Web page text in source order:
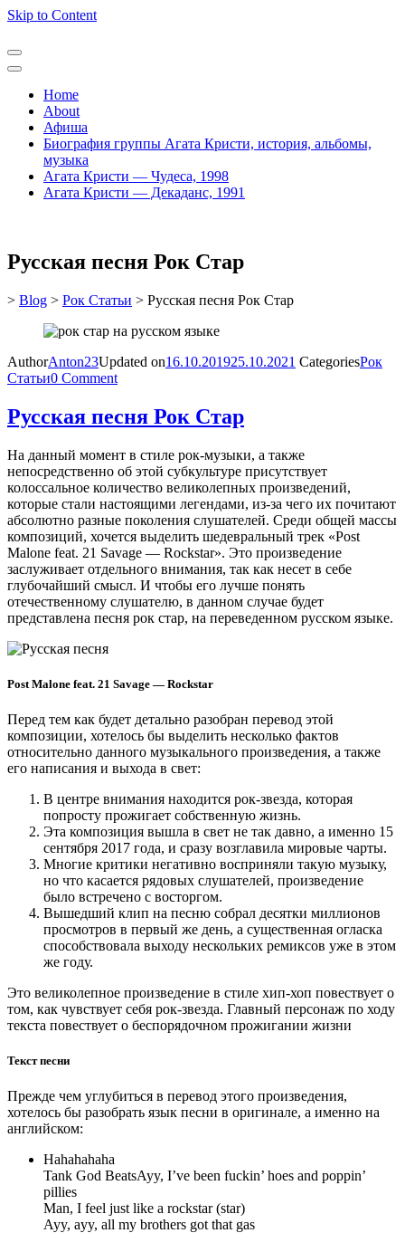
Skip to Content
Home
About
Афиша
Биография группы Агата Кристи, история, альбомы,
музыка
Агата Кристи — Чудеса, 1998
Агата Кристи — Декаданс, 1991
Русская песня Рок Стар
> Blog > Рок Статьи > Русская песня Рок Стар
AuthorAnton23Updated on16.10.201925.10.2021 CategoriesРок
Статьи0 Comment
Русская песня Рок Стар
На данный момент в стиле рок-музыки, а также
непосредственно об этой субкультуре присутствует
колоссальное количество великолепных произведений,
которые стали настоящими легендами, из-за чего их почитают
абсолютно разные поколения слушателей. Среди общей массы
композиций, хочется выделить шедевральный трек «Post
Malone feat. 21 Savage — Rockstar». Это произведение
заслуживает отдельного внимания, так как несет в себе
глубочайший смысл. И чтобы его лучше понять
отечественному слушателю, в данном случае будет
представлена песня рок стар, на переведенном русском языке.
Post Malone feat. 21 Savage — Rockstar
Перед тем как будет детально разобран перевод этой
композиции, хотелось бы выделить несколько фактов
относительно данного музыкального произведения, а также
его написания и выхода в свет:
В центре внимания находится рок-звезда, которая
попросту прожигает собственную жизнь.
Эта композиция вышла в свет не так давно, а именно 15
сентября 2017 года, и сразу возглавила мировые чарты.
Многие критики негативно восприняли такую музыку,
но что касается рядовых слушателей, произведение
было встречено с восторгом.
Вышедший клип на песню собрал десятки миллионов
просмотров в первый же день, а существенная огласка
способствовала выходу нескольких ремиксов уже в этом
же году.
Это великолепное произведение в стиле хип-хоп повествует о
том, как чувствует себя рок-звезда. Главный персонаж по ходу
текста повествует о беспорядочном прожигании жизни
Текст песни
Прежде чем углубиться в перевод этого произведения,
хотелось бы разобрать язык песни в оригинале, а именно на
английском:
Hahahahaha
Tank God BeatsAyy, I’ve been fuckin’ hoes and poppin’
pillies
Man, I feel just like a rockstar (star)
Ayy, ayy, all my brothers got that gas